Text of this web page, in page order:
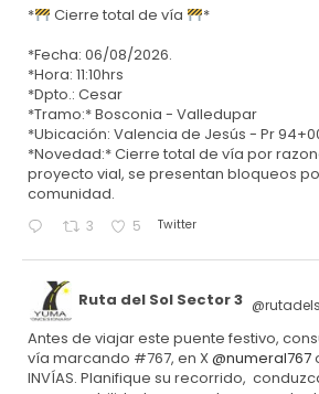
* Cierre total de vía
*
*Fecha: 06/08/2026.
*Hora: 11:10hrs
*Dpto.: Cesar
*Tramo:* Bosconia - Valledupar
*Ubicación: Valencia de Jesús - Pr
*Novedad:* Cierre total de vía por
proyecto vial, se presentan bloqueos
comunidad.
3 5 Twitter
Ruta del Sol Sector 3
Antes de viajar este puente festivo,
vía marcando #767, en X@numeral767
INVÍAS. Planifique su recorrido,